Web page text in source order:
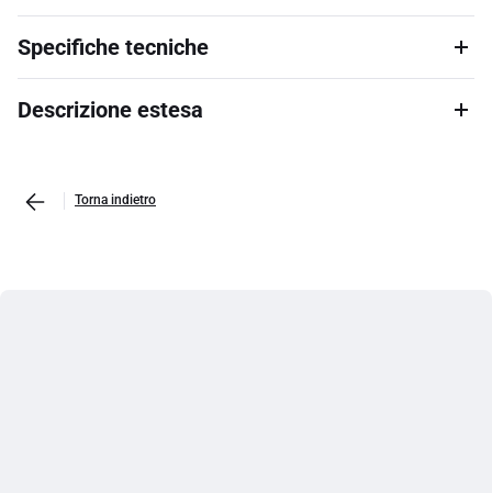
Specifiche tecniche
Descrizione estesa
Torna indietro